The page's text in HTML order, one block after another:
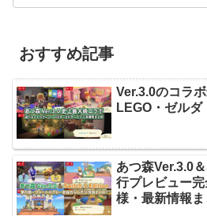
おすすめ記事
Ver.3.0のコラ
LEGO・ゼル
あつ森Ver.3.0
行プレビュー
様・最新情報ま